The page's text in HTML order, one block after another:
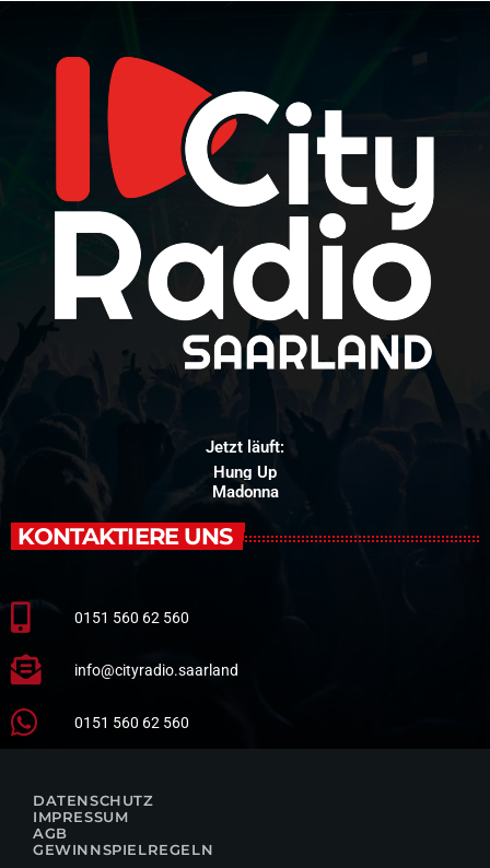
Jetzt läuft:
Hung Up
Madonna
KONTAKTIERE UNS
0151 560 62 560
info@cityradio.saarland
0151 560 62 560
DATENSCHUTZ
IMPRESSUM
AGB
GEWINNSPIELREGELN